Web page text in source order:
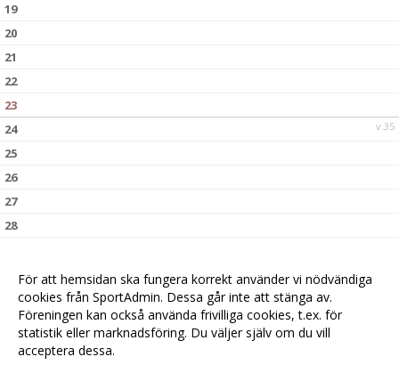
19
20
21
22
23
v.35
24
25
26
27
28
För att hemsidan ska fungera korrekt använder vi nödvändiga
cookies från SportAdmin. Dessa går inte att stänga av.
Föreningen kan också använda frivilliga cookies, t.ex. för
statistik eller marknadsföring. Du väljer själv om du vill
acceptera dessa.